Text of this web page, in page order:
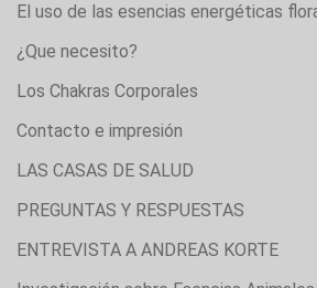
El uso de las esencias energéticas
¿Que necesito?
Los Chakras Corporales
Contacto e impresión
LAS CASAS DE SALUD
PREGUNTAS Y RESPUESTAS
ENTREVISTA A ANDREAS KORTE